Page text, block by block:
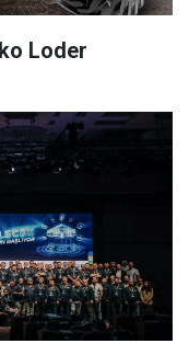
Loder